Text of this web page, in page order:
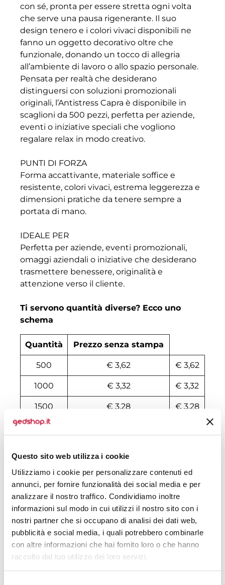
Questo sito web utilizza i cookie
Utilizziamo i cookie per personalizzare contenuti ed
annunci, per fornire funzionalità dei social media e per
analizzare il nostro traffico. Condividiamo inoltre
informazioni sul modo in cui utilizzi il nostro sito con i
nostri partner che si occupano di analisi dei dati web,
pubblicità e social media, i quali potrebbero combinarle
con altre informazioni che hai fornito loro o che hanno
raccolto dal tuo utilizzo dei loro servizi.
con sé, pronta per essere stretta ogni volta
che serve una pausa rigenerante. Il suo
design tenero e i colori vivaci disponibili ne
fanno un oggetto decorativo oltre che
funzionale, donando un tocco di allegria
all’ambiente di lavoro o allo spazio personale.
Pensata per realtà che desiderano
distinguersi con soluzioni promozionali
originali, l’Antistress Capra è disponibile in
scaglioni da 500 pezzi, perfetta per aziende,
eventi o iniziative speciali che vogliono
regalare relax in modo creativo.
PUNTI DI FORZA
Forma accattivante, materiale soffice e
resistente, colori vivaci, estrema leggerezza e
dimensioni pratiche da tenere sempre a
portata di mano.
IDEALE PER
Perfetta per aziende, eventi promozionali,
omaggi aziendali o iniziative che desiderano
trasmettere benessere, originalità e
attenzione verso il cliente.
Ti servono quantità diverse? Ecco uno
schema
Quantità Prezzo senza stampa
500 € 3,62 € 3,62
1000 € 3,32 € 3,32
1500 € 3,28 € 3,28
2000
3000 € 3,03 € 3,03
4500 € 3,02 € 3,02
9500 € 2,86 € 2,86
14500 € 2,80 € 2,80
500000 € 2,80 € 2,80